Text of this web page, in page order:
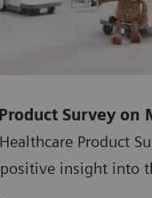
Survey on
Product
insight into